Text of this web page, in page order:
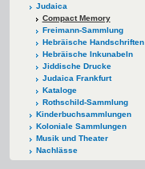
Judaica
Compact Memory
Freimann-Sammlung
Hebräische Handschriften
Hebräische Inkunabeln
Jiddische Drucke
Judaica Frankfurt
Kataloge
Rothschild-Sammlung
Kinderbuchsammlungen
Koloniale Sammlungen
Musik und Theater
Nachlässe